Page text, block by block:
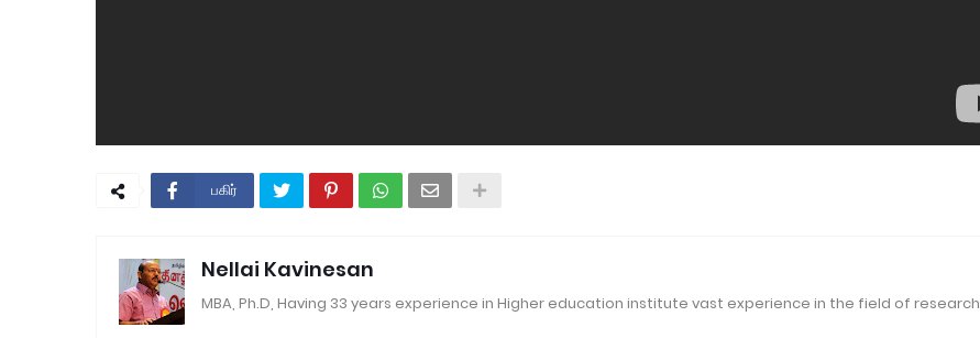
பகிர்
Nellai Kavinesan
MBA, Ph.D, Having 33 years experience in Higher education institute vast experience in the field of research